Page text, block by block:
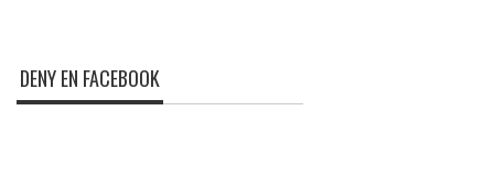
DENY EN FACEBOOK